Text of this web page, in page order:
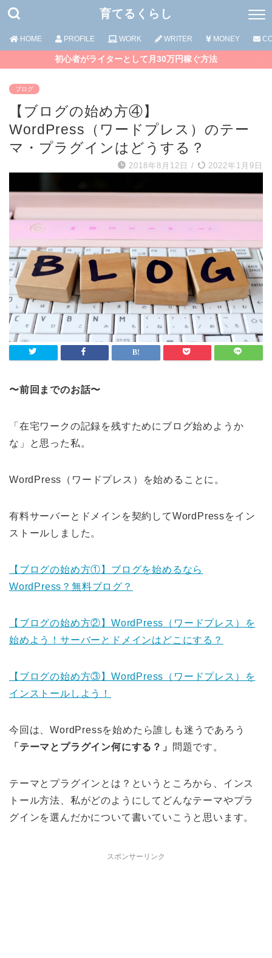
育てるくらし
HOME PROFILE WORK WRITER MONEY
初心者がライターとして月30万円稼ぐ方法
ブログ
【ブログの始め方④】
WordPress（ワードプレス）のテー
マ・プラグインはどうする？
2018年8月12日 / 2022年1月9日
〜前回までのお話〜
「在宅ワークの記録を残すためにブログ始めようか
な」と思った私。
WordPress（ワードプレス）を始めることに。
有料サーバーとドメインを契約してWordPressをイン
ストールしました。
【ブログの始め方①】ブログを始めるなら
WordPress？無料ブログ？
【ブログの始め方②】WordPress（ワードプレス）を
始めよう！サーバーとドメインはどこにする？
【ブログの始め方③】WordPress（ワードプレス）を
インストールしよう！
今回は、WordPressを始めたら誰しも迷うであろう
「テーマとプラグイン何にする？」
問題です。
テーマとプラグインとは？というところから、インス
トール方法、私がどのようにしてどんなテーマやプラ
グインを選んだかについて書いていこうと思います。
スポンサーリンク